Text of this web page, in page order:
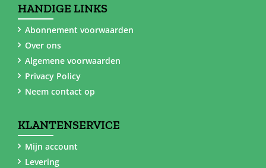
HANDIGE LINKS
Abonnement voorwaarden
Over ons
Algemene voorwaarden
Privacy Policy
Neem contact op
KLANTENSERVICE
Mijn account
Levering